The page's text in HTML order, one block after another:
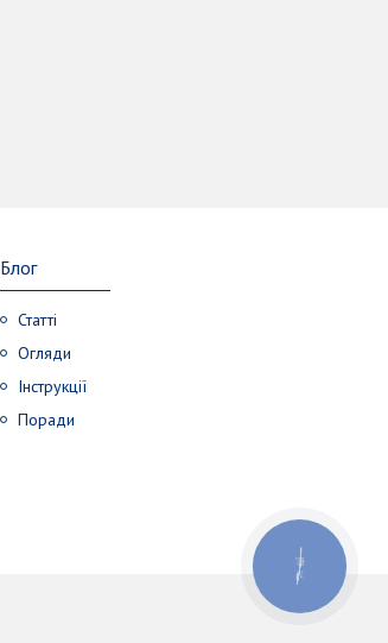
Блог
Статті
Огляди
Інструкції
Поради
КНОПКА
ЗВ'ЯЗКУ